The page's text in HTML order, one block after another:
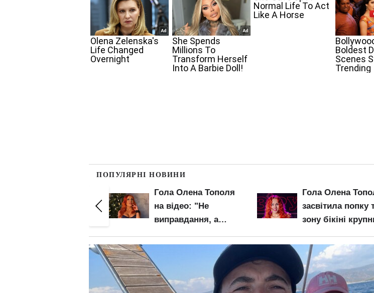
ПОПУЛЯРНІ НОВИНИ
Гола Олена Тополя
засвітила попку та
зону бікіні крупним
– початок
Соковита Анна
Трінчер оголила
апетитні груди і
барсетка